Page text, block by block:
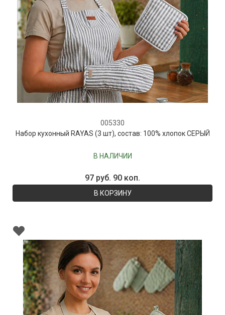
005330
Набор кухонный RAYAS (3 шт), состав: 100% хлопок СЕРЫЙ
В НАЛИЧИИ
97 руб. 90 коп.
В КОРЗИНУ